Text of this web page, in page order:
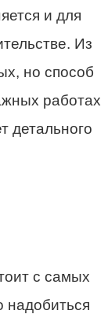
и для
Из
но способ
работах
детального
с самых
надобиться